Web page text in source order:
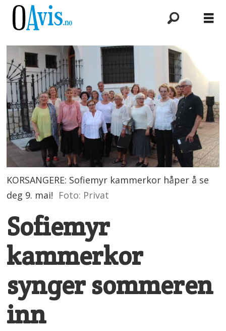
KORSANGERE: Sofiemyr kammerkor håper å se
deg 9. mai! Foto: Privat
Sofiemyr
kammerkor
synger sommeren
inn